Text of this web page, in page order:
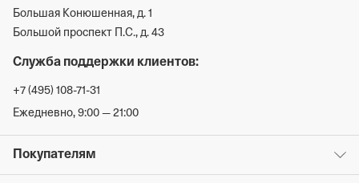
Большая Конюшенная, д. 1
Большой проспект П.С., д. 43
Служба поддержки клиентов:
+7 (495) 108-71-31
Ежедневно, 9:00 — 21:00
Покупателям